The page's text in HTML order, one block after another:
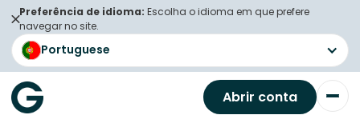
Preferência de idioma: Escolha o idioma em que prefere
navegar no site.
Portuguese
Abrir conta